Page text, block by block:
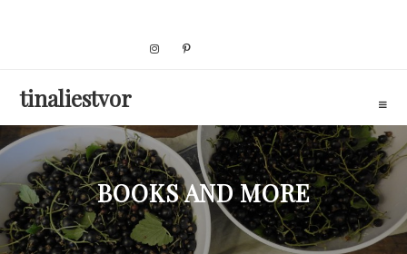
tinaliestvor
BOOKS AND MORE